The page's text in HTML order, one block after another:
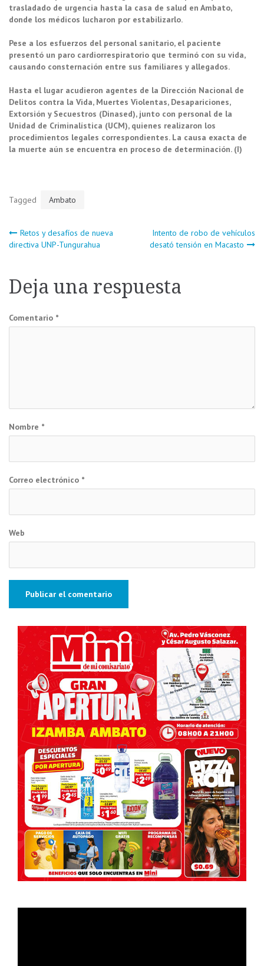
trasladado de urgencia hasta la casa de salud en Ambato,
donde los médicos lucharon por estabilizarlo.
Pese a los esfuerzos del personal sanitario, el paciente
presentó un paro cardiorrespiratorio que terminó con su vida,
causando consternación entre sus familiares y allegados.
Hasta el lugar acudieron agentes de la Dirección Nacional de
Delitos contra la Vida, Muertes Violentas, Desapariciones,
Extorsión y Secuestros (Dinased), junto con personal de la
Unidad de Criminalística (UCM), quienes realizaron los
procedimientos legales correspondientes. La causa exacta de
la muerte aún se encuentra en proceso de determinación. (I)
Tagged Ambato
Navegación
entradas
Retos y desafíos de nueva
directiva UNP-Tungurahua
Intento de robo de vehículos
desató tensión en Macasto
Deja una respuesta
Comentario *
Nombre *
Correo electrónico *
Web